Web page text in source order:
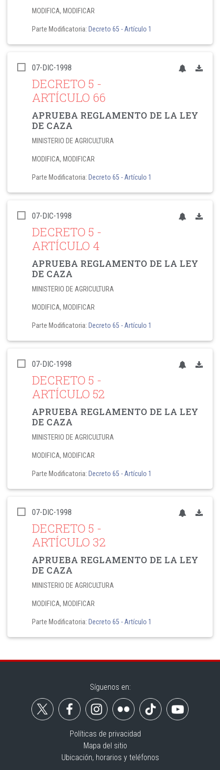
MODIFICA, MODIFICAR
Parte Modificatoria: Decreto 65 - Artículo 1
07-DIC-1998
DECRETO 5 -
ARTÍCULO 66
APRUEBA REGLAMENTO DE LA LEY
DE CAZA
MINISTERIO DE AGRICULTURA
MODIFICA, MODIFICAR
Parte Modificatoria: Decreto 65 - Artículo 1
07-DIC-1998
DECRETO 5 -
ARTÍCULO 4
APRUEBA REGLAMENTO DE LA LEY
DE CAZA
MINISTERIO DE AGRICULTURA
MODIFICA, MODIFICAR
Parte Modificatoria: Decreto 65 - Artículo 1
07-DIC-1998
DECRETO 5 -
ARTÍCULO 52
APRUEBA REGLAMENTO DE LA LEY
DE CAZA
MINISTERIO DE AGRICULTURA
MODIFICA, MODIFICAR
Parte Modificatoria: Decreto 65 - Artículo 1
07-DIC-1998
DECRETO 5 -
ARTÍCULO 32
APRUEBA REGLAMENTO DE LA LEY
DE CAZA
MINISTERIO DE AGRICULTURA
MODIFICA, MODIFICAR
Parte Modificatoria: Decreto 65 - Artículo 1
Síguenos en:
Políticas de privacidad
Mapa del sitio
Ubicación, horarios y teléfonos